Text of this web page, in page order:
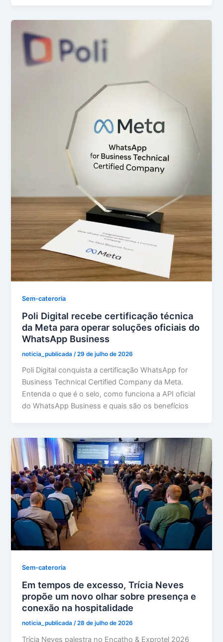
Sem-cateroria
Poli Digital recebe certificação técnica
da Meta para operar soluções oficiais do
WhatsApp Business
noticia_publicada /29 de julho de 2026
Poli Digital conquista a certificação WhatsApp for
Business Technical Certified Company da Meta.
Entenda o que é o selo, como funciona a API oficial
do WhatsApp Business e quais são os benefícios
Sem-cateroria
Em tempos de excesso, Trícia Neves
propõe um novo olhar sobre presença e
conexão na hospitalidade
noticia_publicada /28 de julho de 2026
Trícia Neves palestra no Encatho & Exprotel 2026